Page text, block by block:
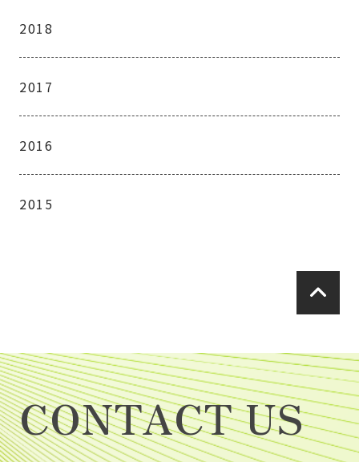
2018
2017
2016
2015
CONTACT US